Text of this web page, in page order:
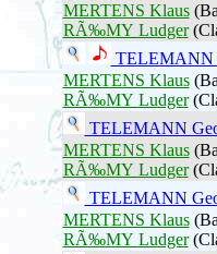
MERTENS Klaus
RÃ‰MY Ludger
TELEMANN
MERTENS Klaus
RÃ‰MY Ludger
TELEMANN
MERTENS Klaus
RÃ‰MY Ludger
TELEMANN
MERTENS Klaus
RÃ‰MY Ludger